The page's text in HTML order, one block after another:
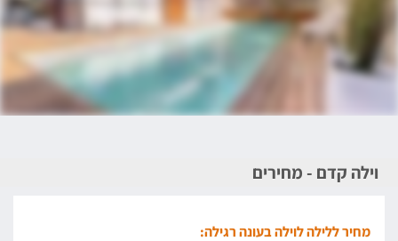
וילה קדם - מחירים
מחיר ללילה לוילה בעונה רגילה: